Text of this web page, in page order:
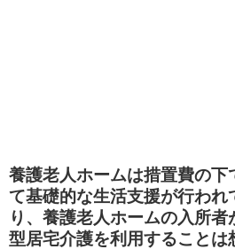
養護老人ホームは措置費の下
て基礎的な生活支援が行われ
り、養護老人ホームの入所
型居宅介護を利用することは